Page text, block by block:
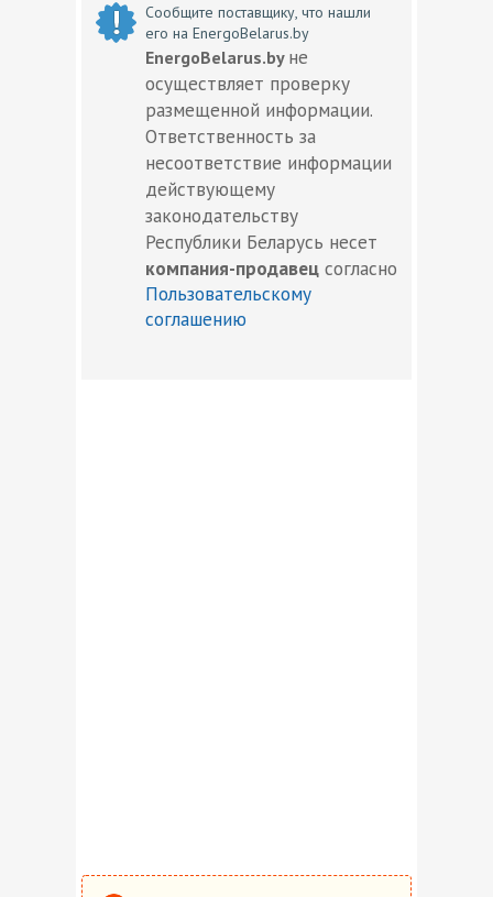
Сообщите поставщику, что нашли
его на EnergoBelarus.by
EnergoBelarus.by не
осуществляет проверку
размещенной информации.
Ответственность за
несоответствие информации
действующему
законодательству
Республики Беларусь несет
компания-продавец согласно
Пользовательскому
соглашению